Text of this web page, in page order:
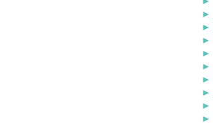
►
►
►
►
►
►
►
►
►